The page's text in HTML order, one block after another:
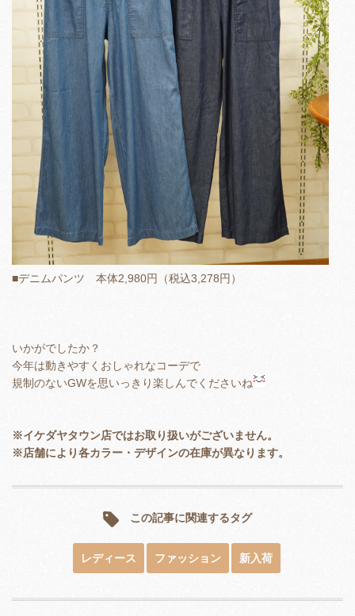
■デニムパンツ 本体2,980円（税込3,278円）
いかがでしたか？
今年は動きやすくおしゃれなコーデで
規制のないGWを思いっきり楽しんでくださいね
※イケダヤタウン店ではお取り扱いがございません。
※店舗により各カラー・デザインの在庫が異なります。
この記事に関連するタグ
レディース ファッション 新入荷